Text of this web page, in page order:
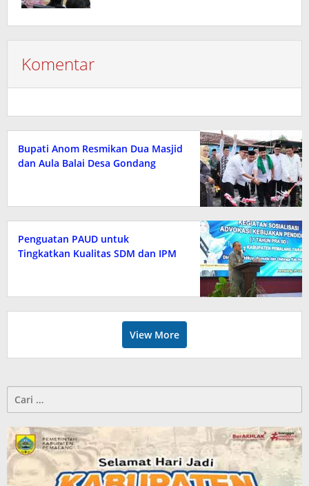
Komentar
Bupati Anom Resmikan Dua Masjid
dan Aula Balai Desa Gondang
Penguatan PAUD untuk
Tingkatkan Kualitas SDM dan IPM
View More
untuk: